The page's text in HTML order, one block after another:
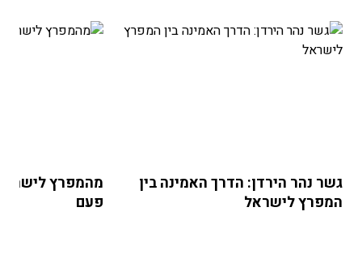
גשר נהר הירדן: הדרך האמינה בין
המפרץ לישראל
מהמפרץ
פעם